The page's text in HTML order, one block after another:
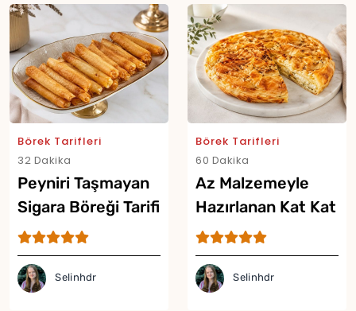
Börek Tarifleri
32 Dakika
Peyniri Taşmayan
Sigara Böreği Tarifi
Selinhdr
Börek Tarifleri
60 Dakika
Az Malzemeyle
Hazırlanan Kat Kat
Börek Tarifi
Selinhdr